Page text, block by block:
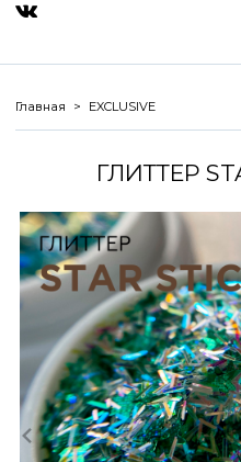
Главная EXCLUSIVE
ГЛИТТЕР